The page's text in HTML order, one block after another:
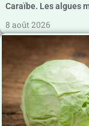
Caraïbe. Les algues
8 août 2026